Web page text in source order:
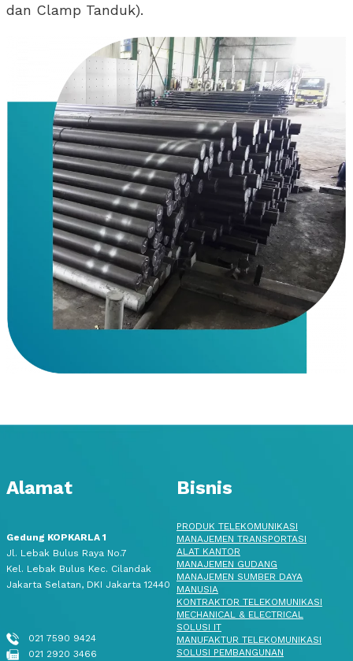
dan Clamp Tanduk).
Alamat
Gedung KOPKARLA 1
Jl. Lebak Bulus Raya No.7
Kel. Lebak Bulus Kec. Cilandak
Jakarta Selatan, DKI Jakarta 12440
021 7590 9424
021 2920 3466
Bisnis
PRODUK TELEKOMUNIKASI
MANAJEMEN TRANSPORTASI
ALAT KANTOR
MANAJEMEN GUDANG
MANAJEMEN SUMBER DAYA
MANUSIA
KONTRAKTOR TELEKOMUNIKASI
MECHANICAL & ELECTRICAL
SOLUSI IT
MANUFAKTUR TELEKOMUNIKASI
SOLUSI PEMBANGUNAN